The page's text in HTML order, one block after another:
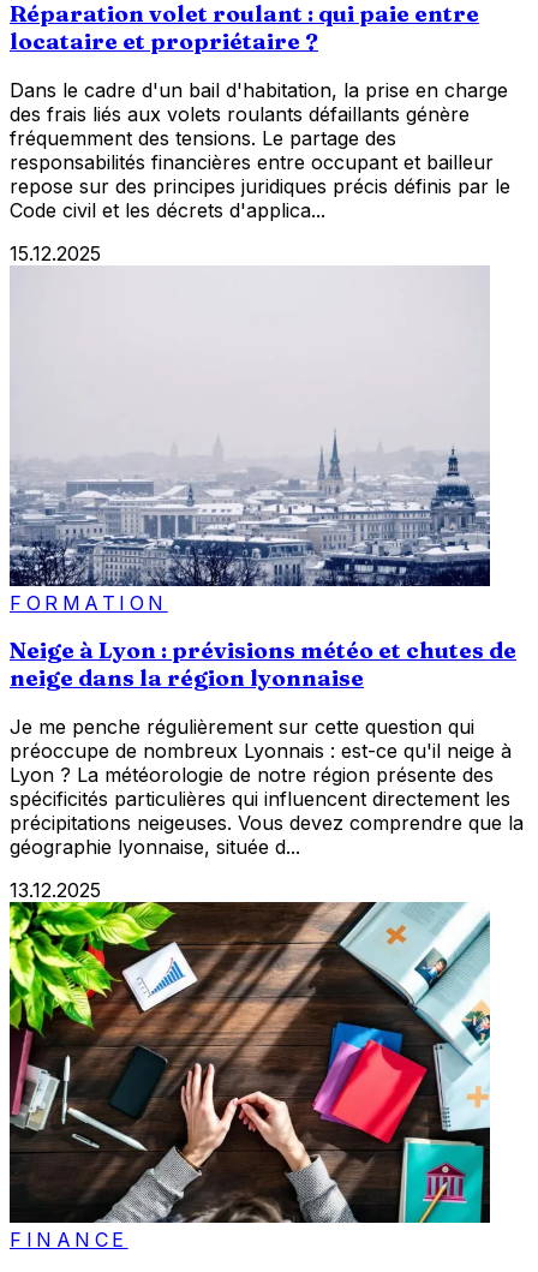
Réparation volet roulant : qui paie entre
locataire et propriétaire ?
Dans le cadre d'un bail d'habitation, la prise en charge
des frais liés aux volets roulants défaillants génère
fréquemment des tensions. Le partage des
responsabilités financières entre occupant et bailleur
repose sur des principes juridiques précis définis par le
Code civil et les décrets d'applica...
15.12.2025
FORMATION
Neige à Lyon : prévisions météo et chutes de
neige dans la région lyonnaise
Je me penche régulièrement sur cette question qui
préoccupe de nombreux Lyonnais : est-ce qu'il neige à
Lyon ? La météorologie de notre région présente des
spécificités particulières qui influencent directement les
précipitations neigeuses. Vous devez comprendre que la
géographie lyonnaise, située d...
13.12.2025
FINANCE